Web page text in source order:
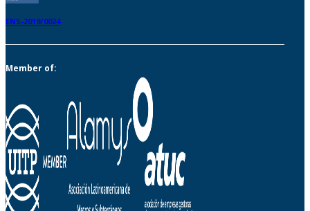
ENS-2019/0024
Member of: